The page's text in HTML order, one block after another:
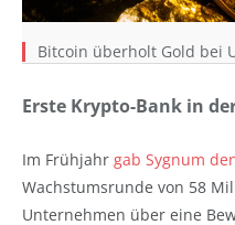
Bitcoin überholt Gold bei
Erste Krypto-Bank in
Im Frühjahr gab Sygnum
Wachstumsrunde von 58
Unternehmen über eine